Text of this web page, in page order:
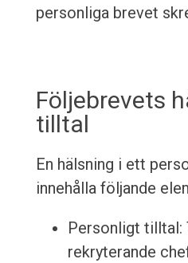
personliga brevet
Följebrevets
tilltal
En hälsning i ett
innehålla följande
Personligt tilltal:
rekryterande